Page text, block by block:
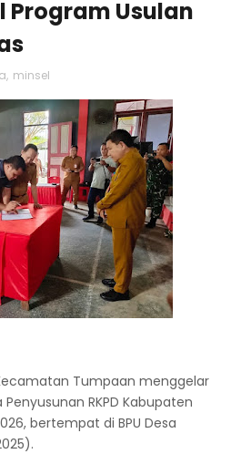
Program Usulan
, minsel
Tumpaan menggelar
RKPD Kabupaten
bertempat di BPU Desa